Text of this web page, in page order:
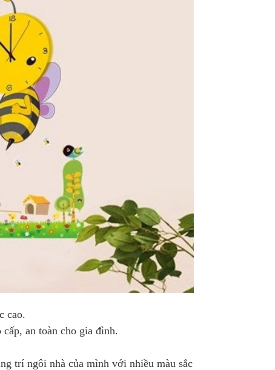
cao.
an toàn cho gia đình.
trí ngôi nhà của mình với nhiều màu sắc